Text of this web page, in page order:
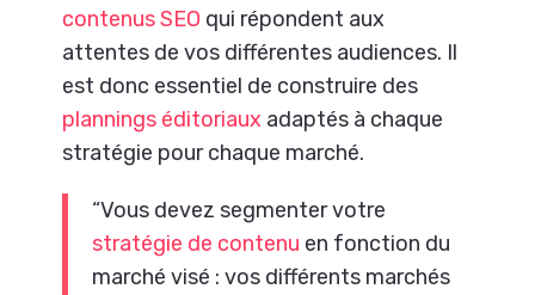
contenus SEO qui répondent aux
attentes de vos différentes audiences. Il
est donc essentiel de construire des
plannings éditoriaux adaptés à chaque
stratégie pour chaque marché.
“Vous devez segmenter votre
stratégie de contenu en fonction du
marché visé : vos différents marchés